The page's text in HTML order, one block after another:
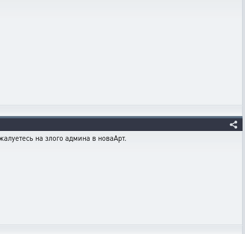
на злого админа в новаАрт.